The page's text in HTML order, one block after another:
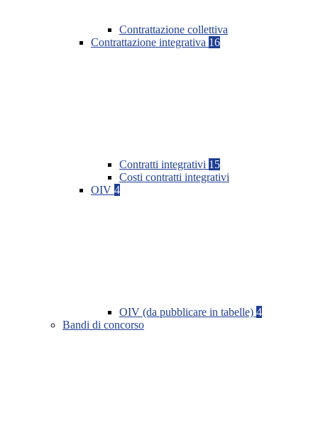
Contrattazione collettiva
Contrattazione integrativa 16
Contratti integrativi 15
Costi contratti integrativi
OIV 4
OIV (da pubblicare in tabelle) 4
Bandi di concorso